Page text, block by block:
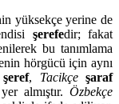
yüksekçe yerine de
şerefedir; fakat
bu tanımlama
hörgücü için aynı
şeref, Tacikçe şaraf
almıştır.Özbekçe